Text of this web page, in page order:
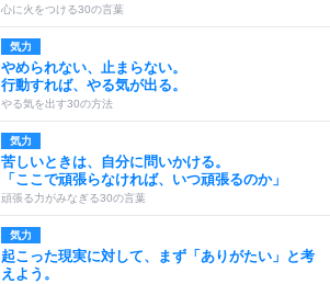
心に火をつける30の言葉
気力
やめられない、止まらない。
行動すれば、やる気が出る。
やる気を出す30の方法
気力
苦しいときは、自分に問いかける。
「ここで頑張らなければ、いつ頑張るのか」
頑張る力がみなぎる30の言葉
気力
起こった現実に対して、まず「ありがたい」と考
えよう。